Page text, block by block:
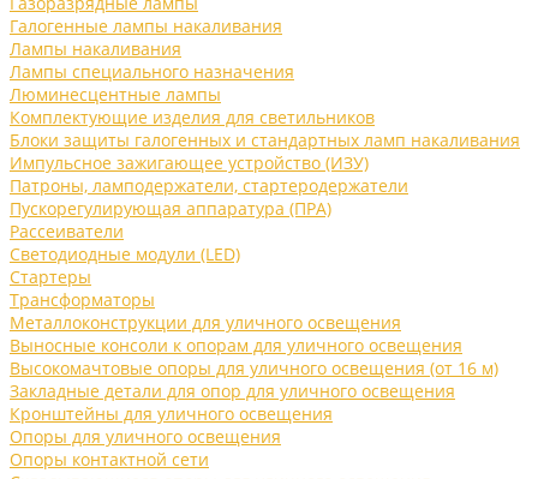
Галогенные лампы накаливания
Лампы накаливания
Лампы специального назначения
Люминесцентные лампы
Комплектующие изделия для светильников
Блоки защиты галогенных и стандартных ламп накаливания
Импульсное зажигающее устройство (ИЗУ)
Патроны, ламподержатели, стартеродержатели
Пускорегулирующая аппаратура (ПРА)
Рассеиватели
Светодиодные модули (LED)
Стартеры
Трансформаторы
Металлоконструкции для уличного освещения
Выносные консоли к опорам для уличного освещения
Высокомачтовые опоры для уличного освещения (от 16 м)
Закладные детали для опор для уличного освещения
Кронштейны для уличного освещения
Опоры для уличного освещения
Опоры контактной сети